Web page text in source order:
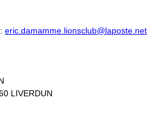
eric.damamme.lionsclub@laposte.net
LIVERDUN